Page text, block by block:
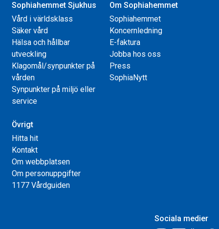
Sophiahemmet Sjukhus
Vård i världsklass
Säker vård
Hälsa och hållbar
utveckling
Klagomål/synpunkter på
vården
Synpunkter på miljö eller
service
Om Sophiahemmet
Sophiahemmet
Koncernledning
E-faktura
Jobba hos oss
Press
SophiaNytt
Övrigt
Hitta hit
Kontakt
Om webbplatsen
Om personuppgifter
1177 Vårdguiden
Sociala medier